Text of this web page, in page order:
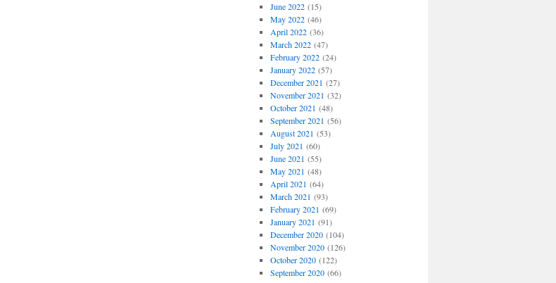
June 2022(15)
May 2022(46)
April 2022(36)
March 2022(47)
February 2022(24)
January 2022(57)
December 2021 (27)
November 2021 (32)
October 2021 (48)
September 2021 (56)
August 2021 (53)
July 2021 (60)
June 2021 (55)
May 2021 (48)
April 2021 (64)
March 2021 (93)
February 2021 (69)
January 2021 (91)
December 2020(104)
November 2020(126)
October 2020(122)
September 2020(66)